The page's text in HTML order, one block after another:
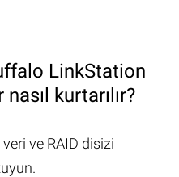
LinkStation
kurtarılır?
veri ve RAID disizi